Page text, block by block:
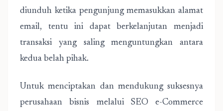
diunduh ketika pengunjung memasukkan alamat
email, tentu ini dapat berkelanjutan menjadi
transaksi yang saling menguntungkan antara
kedua belah pihak.
Untuk menciptakan dan mendukung suksesnya
perusahaan bisnis melalui SEO e-Commerce